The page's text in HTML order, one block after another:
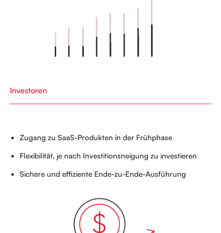
Investoren
Zugang zu SaaS-Produkten in der Frühphase
Flexibilität, je nach Investitionsneigung zu investieren
Sichere und effiziente Ende-zu-Ende-Ausführung